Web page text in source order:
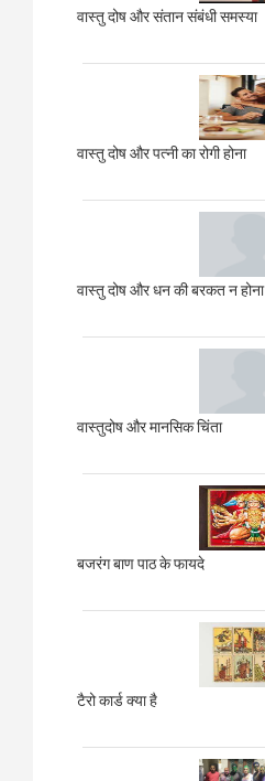
वास्तु दोष और संतान संबंधी समस्या
वास्तु दोष और पत्नी का रोगी होना
वास्तु दोष और धन की बरकत न होना
वास्तुदोष और मानसिक चिंता
बजरंग बाण पाठ के फायदे
टैरो कार्ड क्या है